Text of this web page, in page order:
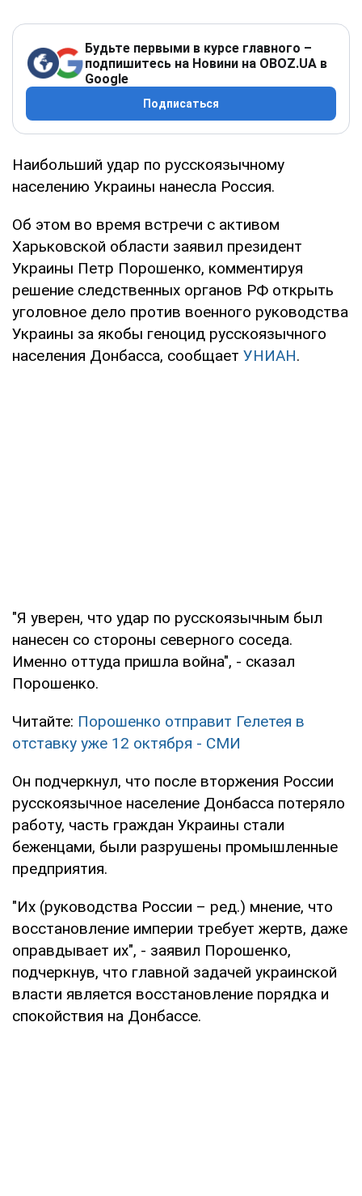
Будьте первыми в курсе главного –
подпишитесь на Новини на OBOZ.UA в
Google
Подписаться
Наибольший удар по русскоязычному
населению Украины нанесла Россия.
Об этом во время встречи с активом
Харьковской области заявил президент
Украины Петр Порошенко, комментируя
решение следственных органов РФ открыть
уголовное дело против военного руководства
Украины за якобы геноцид русскоязычного
населения Донбасса, сообщает УНИАН.
"Я уверен, что удар по русскоязычным был
нанесен со стороны северного соседа.
Именно оттуда пришла война", - сказал
Порошенко.
Читайте: Порошенко отправит Гелетея в
отставку уже 12 октября - СМИ
Он подчеркнул, что после вторжения России
русскоязычное население Донбасса потеряло
работу, часть граждан Украины стали
беженцами, были разрушены промышленные
предприятия.
"Их (руководства России – ред.) мнение, что
восстановление империи требует жертв, даже
оправдывает их", - заявил Порошенко,
подчеркнув, что главной задачей украинской
власти является восстановление порядка и
спокойствия на Донбассе.